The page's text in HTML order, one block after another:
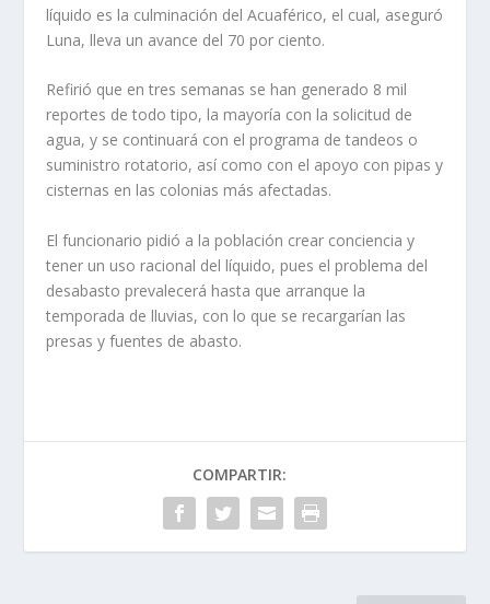
líquido es la culminación del Acuaférico, el cual, aseguró
Luna, lleva un avance del 70 por ciento.
Refirió que en tres semanas se han generado 8 mil
reportes de todo tipo, la mayoría con la solicitud de
agua, y se continuará con el programa de tandeos o
suministro rotatorio, así como con el apoyo con pipas y
cisternas en las colonias más afectadas.
El funcionario pidió a la población crear conciencia y
tener un uso racional del líquido, pues el problema del
desabasto prevalecerá hasta que arranque la
temporada de lluvias, con lo que se recargarían las
presas y fuentes de abasto.
COMPARTIR: